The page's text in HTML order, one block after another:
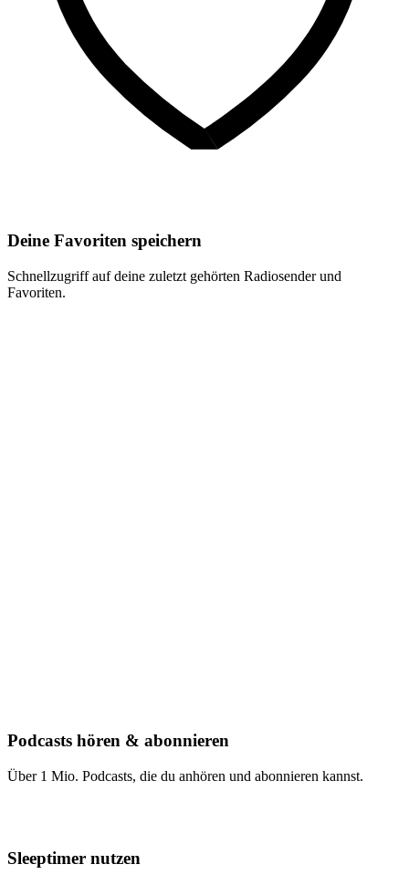
Deine Favoriten speichern
Schnellzugriff auf deine zuletzt gehörten Radiosender und
Favoriten.
Podcasts hören & abonnieren
Über 1 Mio. Podcasts, die du anhören und abonnieren kannst.
Sleeptimer nutzen